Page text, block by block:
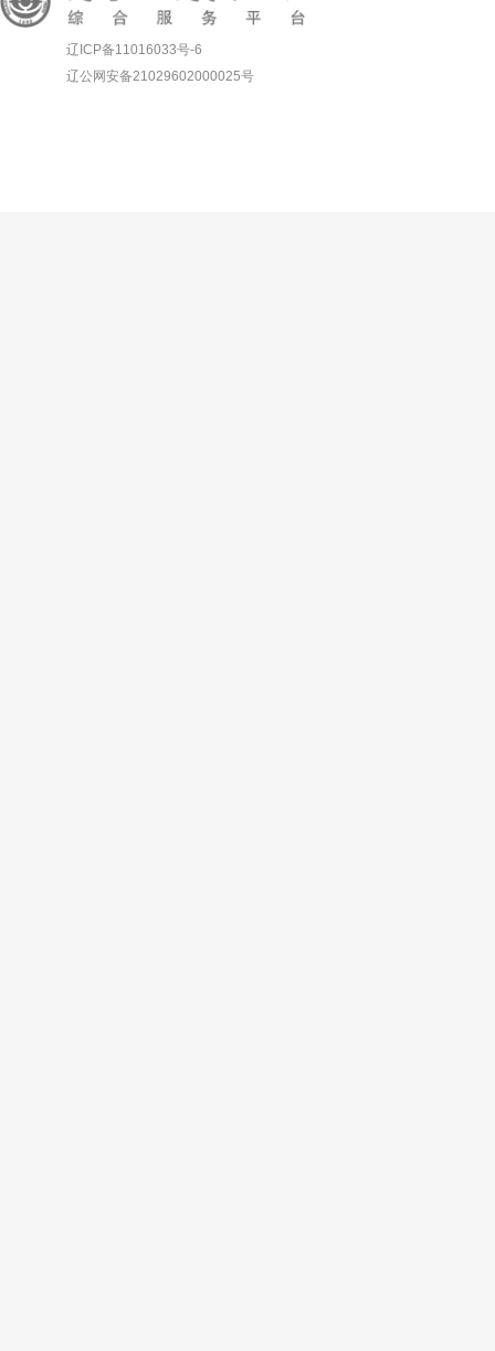
辽ICP备11016033号-6
辽公网安备21029602000025号